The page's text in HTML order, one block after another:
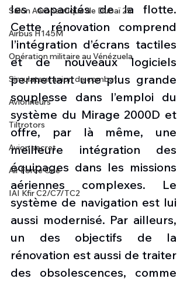
Salon Aéronautique de Dubaï 25
Airbus H145M
Opération militaire au Vénézuela
Simulateur avion de combat
Avionneurs
Tiltrotors
Avion secret
Air Force One
IAI Kfir C2/C7/TC2
les capacités de la flotte.
Cette rénovation comprend
l’intégration d’écrans tactiles
et de nouveaux logiciels
permettant une plus grande
souplesse dans l’emploi du
système du Mirage 2000D et
offre, par là même, une
meilleure intégration des
équipages dans les missions
aériennes complexes. Le
système de navigation est lui
aussi modernisé. Par ailleurs,
un des objectifs de la
rénovation est aussi de traiter
des obsolescences, comme